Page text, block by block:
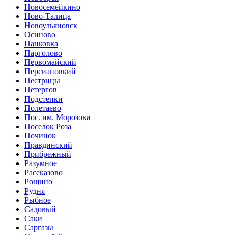
Новосемейкино
Ново-Талица
Новоульяновск
Осиново
Панковка
Парголово
Первомайский
Персиановкий
Пестрицы
Петергов
Подстепки
Полетаево
Пос. им. Морозова
Поселок Роза
Починок
Правдинский
Прибрежный
Разумное
Рассказово
Рощино
Рудня
Рыбное
Садовый
Саки
Саргазы